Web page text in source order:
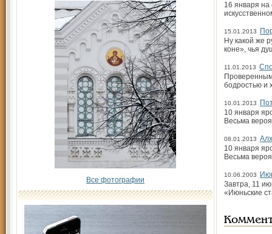
Все фотографии
16 января
15.01.2013
Ну какой же
коне», чья
11.01.2013
Проверенным
бодростью и
10.01.2013
10 января
Весьма
08.01.2013
10 января
Весьма
10.06.2003
Завтра, 11
«Июньские